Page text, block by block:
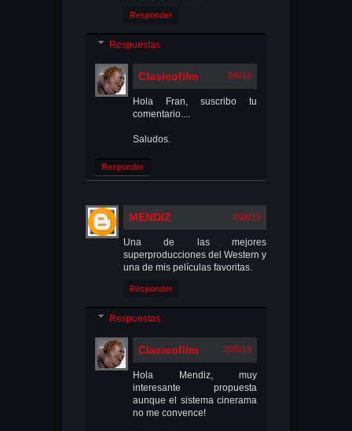
Responder
Respuestas
Clasicofilm 5/6/19
Hola Fran, suscribo tu
comentario....
Saludos.
Responder
MENDIZ 25/8/19
Una de las mejores
superproducciones del Western y
una de mis películas favoritas.
Responder
Respuestas
Clasicofilm 25/8/19
Hola Mendiz, muy
interesante propuesta
aunque el sistema cinerama
no me convence!